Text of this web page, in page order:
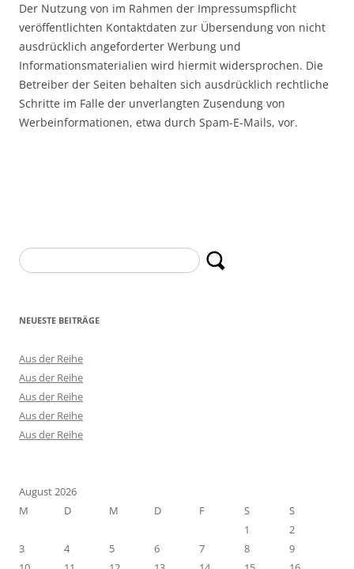
Der Nutzung von im Rahmen der Impressumspflicht
veröffentlichten Kontaktdaten zur Übersendung von nicht
ausdrücklich angeforderter Werbung und
Informationsmaterialien wird hiermit widersprochen. Die
Betreiber der Seiten behalten sich ausdrücklich rechtliche
Schritte im Falle der unverlangten Zusendung von
Werbeinformationen, etwa durch Spam-E-Mails, vor.
Suchen
nach:
NEUESTE BEITRÄGE
Aus der Reihe
Aus der Reihe
Aus der Reihe
Aus der Reihe
Aus der Reihe
August 2026
M
D M D F S
S
1
2
3
4 5 6 7 8
9